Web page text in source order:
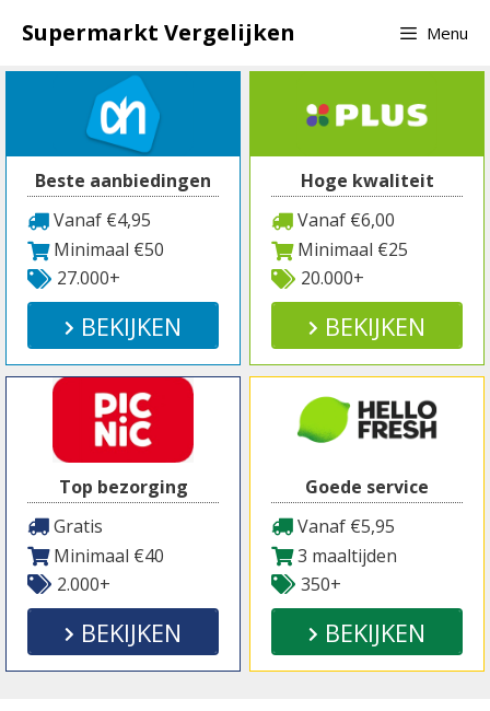
naar
inhoud
Supermarkt Vergelijken Menu
Beste aanbiedingen
Vanaf €4,95
Minimaal €50
27.000+
BEKIJKEN
Hoge kwaliteit
Vanaf €6,00
Minimaal €25
20.000+
BEKIJKEN
Top bezorging
Gratis
Minimaal €40
2.000+
BEKIJKEN
Goede service
Vanaf €5,95
3 maaltijden
350+
BEKIJKEN